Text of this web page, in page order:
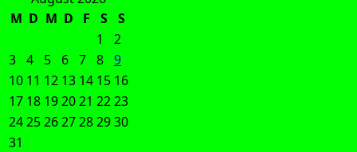
M D M D F S
S
1
2
3 4 5 6 7 8 9
10 11 12 13 14 15 16
17 18 192021 2223
24252627282930
31